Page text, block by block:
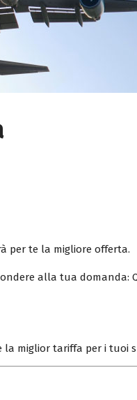
per te la migliore offerta.
alla tua domanda:
la miglior tariffa per i tuoi